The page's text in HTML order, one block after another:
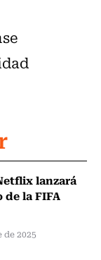
lanzará
la FIFA
2025